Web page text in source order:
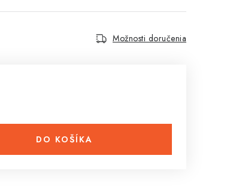
Možnosti doručenia
DO KOŠÍKA